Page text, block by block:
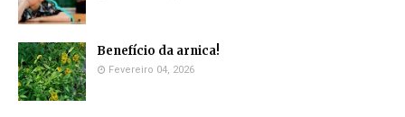
Benefício da arnica!
Fevereiro 04, 2026